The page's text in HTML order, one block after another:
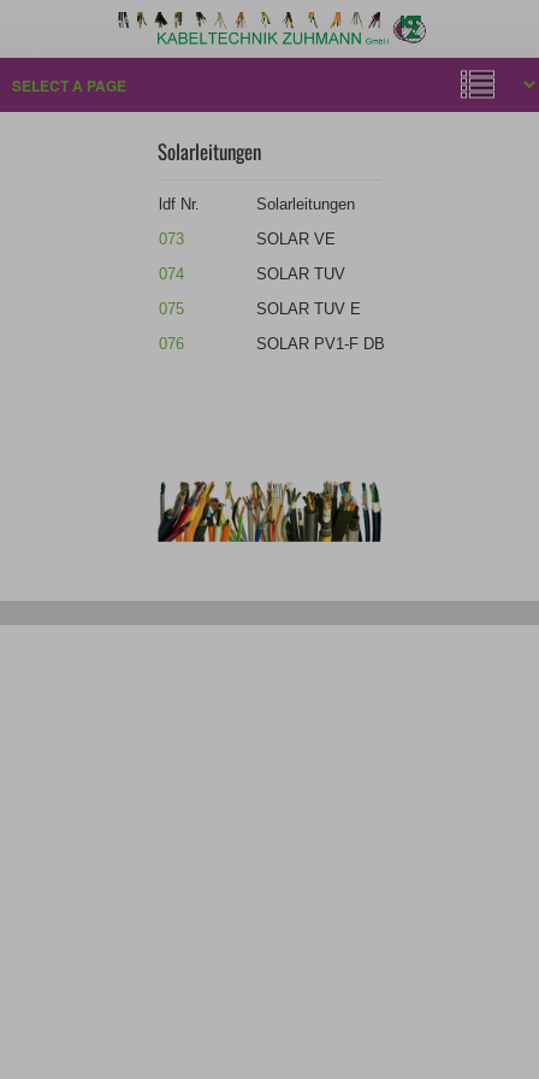
Solarleitungen
ldf Nr.
Solarleitungen
073
SOLAR VE
074
SOLAR TUV
075
SOLAR TUV E
076
SOLAR PV1-F DB